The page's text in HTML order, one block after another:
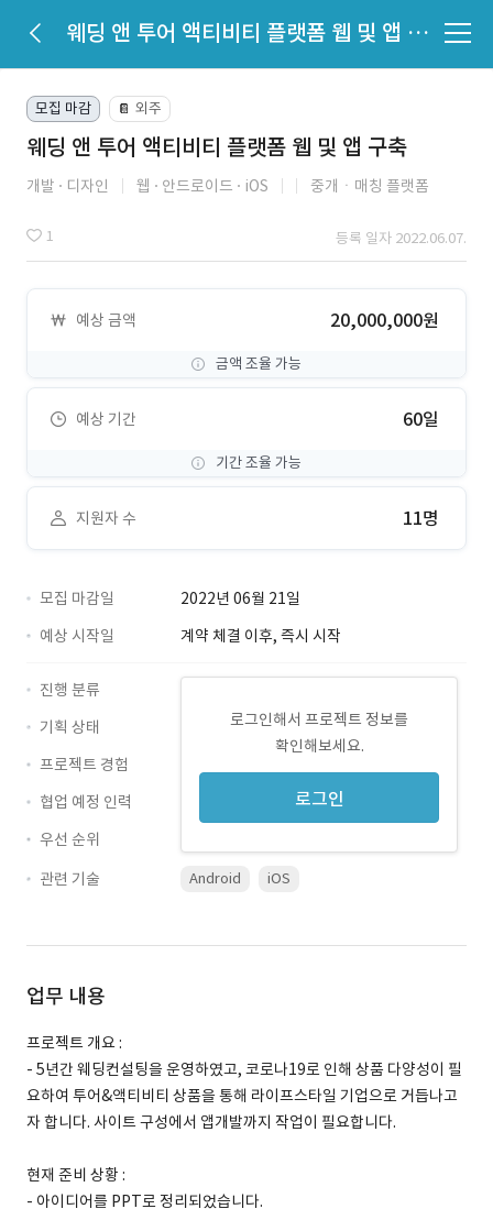
웨딩 앤 투어 액티비티 플랫폼 웹 및 앱 구축
모집 마감 📔 외주
웨딩 앤 투어 액티비티 플랫폼 웹 및 앱 구축
개발 디자인 웹 안드로이드 iOS 중개ㆍ매칭 플랫폼
1 등록 일자 2022.06.07.
예상 금액 20,000,000원
금액 조율 가능
예상 기간 60일
기간 조율 가능
지원자 수 11명
모집 마감일
2022년 06월 21일
예상 시작일
계약 체결 이후, 즉시 시작
로그인해서 프로젝트 정보를
확인해보세요.
로그인
진행 분류
기획 상태
프로젝트 경험
협업 예정 인력
우선 순위
관련 기술
Android iOS
업무 내용
프로젝트 개요 :
- 5년간 웨딩컨설팅을 운영하였고, 코로나19로 인해 상품 다양성이 필
요하여 투어&액티비티 상품을 통해 라이프스타일 기업으로 거듭나고
자 합니다. 사이트 구성에서 앱개발까지 작업이 필요합니다.
현재 준비 상황 :
- 아이디어를 PPT로 정리되었습니다.